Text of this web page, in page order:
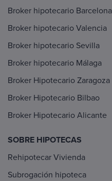
Broker hipotecario Barcelona
Broker hipotecario Valencia
Broker hipotecario Sevilla
Broker hipotecario Málaga
Broker Hipotecario Zaragoza
Broker Hipotecario Bilbao
Broker Hipotecario Alicante
SOBRE HIPOTECAS
Rehipotecar Vivienda
Subrogación hipoteca